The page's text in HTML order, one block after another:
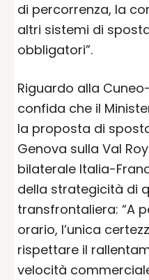
di percorrenza, la
altri sistemi di
obbligatori”.
Riguardo alla
confida che il
la proposta di
Genova sulla Val
bilaterale Italia-
della strategicità di
transfrontaliera: “A
orario, l’unica
rispettare il
velocità